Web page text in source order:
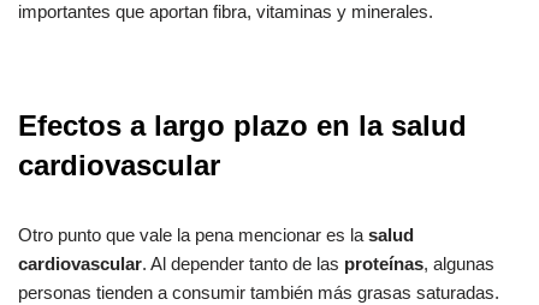
importantes que aportan fibra, vitaminas y minerales.
Efectos a largo plazo en la salud
cardiovascular
Otro punto que vale la pena mencionar es la salud
cardiovascular. Al depender tanto de las proteínas, algunas
personas tienden a consumir también más grasas saturadas.